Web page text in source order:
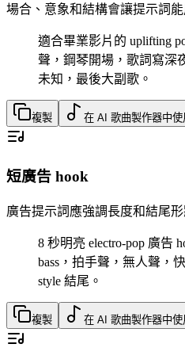
場合、意象和結構會讓提示詞
適合畢業影片的 uplifting
聲，鋼琴開場，歌詞寫深
未知，最後大副歌。
複製 在 AI 歌曲製作器中使
短廣告 hook
廣告提示詞應強調長度和結尾形
8 秒明亮 electro-pop 廣告
bass，拍手聲，無人聲，
style 結尾。
複製 在 AI 歌曲製作器中使